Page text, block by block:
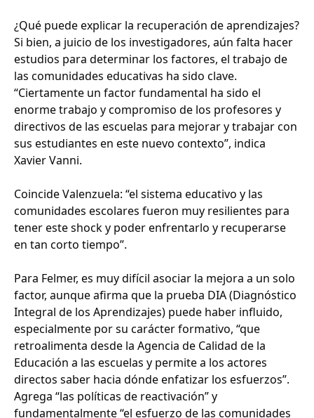
¿Qué puede explicar la recuperación de aprendizajes?
Si bien, a juicio de los investigadores, aún falta hacer
estudios para determinar los factores, el trabajo de
las comunidades educativas ha sido clave.
“Ciertamente un factor fundamental ha sido el
enorme trabajo y compromiso de los profesores y
directivos de las escuelas para mejorar y trabajar con
sus estudiantes en este nuevo contexto”, indica
Xavier Vanni.
Coincide Valenzuela: “el sistema educativo y las
comunidades escolares fueron muy resilientes para
tener este shock y poder enfrentarlo y recuperarse
en tan corto tiempo”.
Para Felmer, es muy difícil asociar la mejora a un solo
factor, aunque afirma que la prueba DIA (Diagnóstico
Integral de los Aprendizajes) puede haber influido,
especialmente por su carácter formativo, “que
retroalimenta desde la Agencia de Calidad de la
Educación a las escuelas y permite a los actores
directos saber hacia dónde enfatizar los esfuerzos”.
Agrega “las políticas de reactivación” y
fundamentalmente “el esfuerzo de las comunidades